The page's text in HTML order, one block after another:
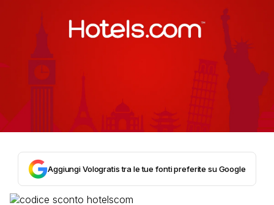
Aggiungi Vologratis tra le tue fonti preferite su Google